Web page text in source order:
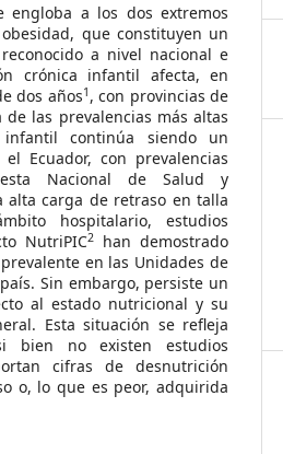
engloba a los dos extremos
que constituyen un
a nivel nacional e
crónica infantil afecta, en
dos años1 , con provincias de
las prevalencias más altas
continúa siendo un
Ecuador, con prevalencias
Nacional de Salud y
alta carga de retraso en talla
hospitalario, estudios
NutriPIC2
han demostrado
en las Unidades de
Sin embargo, persiste un
al estado nutricional y su
Esta situación se refleja
bien no existen estudios
cifras de desnutrición
o, lo que es peor, adquirida